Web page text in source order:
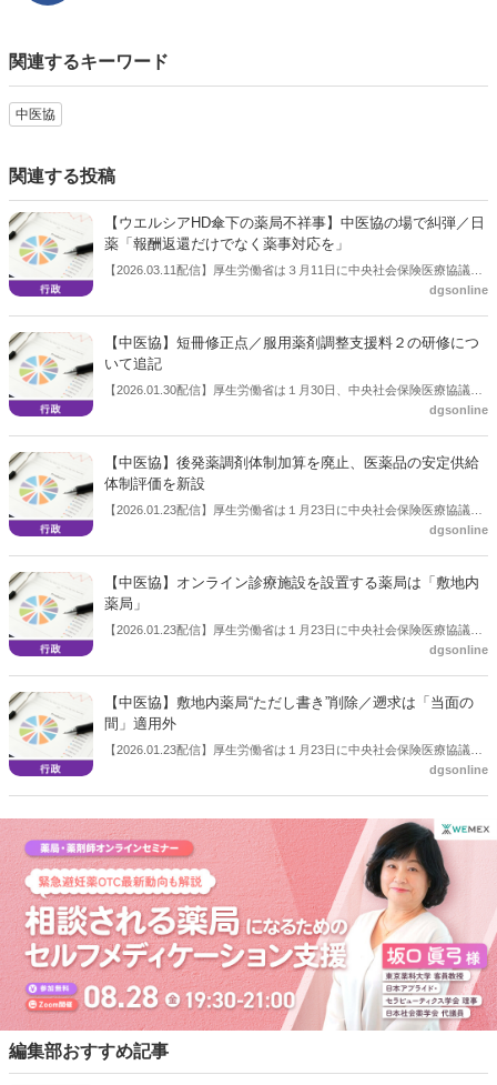
関連するキーワード
中医協
関連する投稿
【ウエルシアHD傘下の薬局不祥事】中医協の場で糾弾／日
薬「報酬返還だけでなく薬事対応を」
【2026.03.11配信】厚生労働省は３月11日に中央社会保険医療協議会
（中医協）総会を開いた。この中で日本薬剤師会副会長の森昌平氏
祥事について特別にコメントし、「報酬返還だけでなく薬事上の対応
を」と求めた。
dgsonline
【中医協】短冊修正点／服用薬剤調整支援料２の研修につ
いて追記
【2026.01.30配信】厚生労働省は１月30日、中央社会保険医療協議会
（中医協）総会を開き、次期調剤報酬改定の個別改定項目、いわゆる
料２の研修について追記した。
dgsonline
【中医協】後発薬調剤体制加算を廃止、医薬品の安定供給
体制評価を新設
【2026.01.23配信】厚生労働省は１月23日に中央社会保険医療協議会
（中医協）総会を開き、「個別改定項目について（その１）」を議題
止し、医薬品の安定供給体制評価を新設するとした。
dgsonline
【中医協】オンライン診療施設を設置する薬局は「敷地内
薬局」
【2026.01.23配信】厚生労働省は１月23日に中央社会保険医療協議会
（中医協）総会を開き、「個別改定項目について（その１）」を議題
おいてオンライン診療受診施設を設置する場合、当該保険薬局は敷地
内薬局が算定する「特別調剤基本料Ａ」を算定するとした。
dgsonline
【中医協】敷地内薬局“ただし書き”削除／遡求は「当面の
間」適用外
【2026.01.23配信】厚生労働省は１月23日に中央社会保険医療協議会
（中医協）総会を開き、「個別改定項目について（その１）」を議題
ている場合を除く」との“ただし書き”規定を削除する。遡求適用につ
いては「当面の間」、該当しないとした。
dgsonline
編集部おすすめ記事